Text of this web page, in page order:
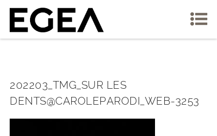
202203_TMG_SUR LES
DENTS@CAROLEPARODI_WEB-3253